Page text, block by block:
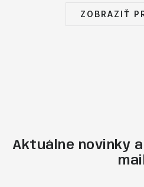
ZOBRAZIŤ
Aktuálne novinky
mail